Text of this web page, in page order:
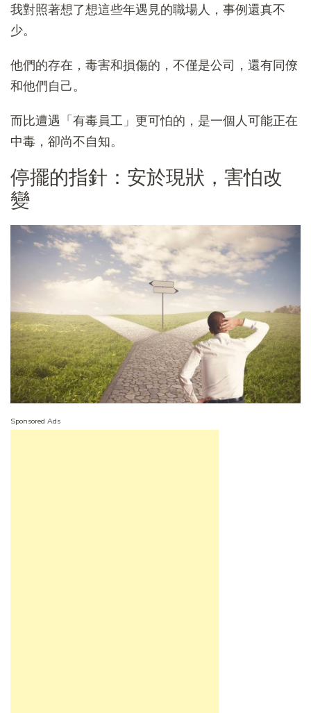
我對照著想了想這些年遇見的職場人，事例還真不
少。
他們的存在，毒害和損傷的，不僅是公司，還有同僚
和他們自己。
而比遭遇「有毒員工」更可怕的，是一個人可能正在
中毒，卻尚不自知。
停擺的指針：安於現狀，害怕改
變
Sponsored Ads